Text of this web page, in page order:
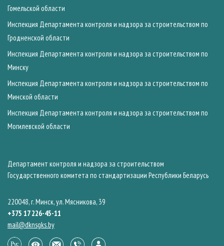
Гомельской области
Инспекция Департамента контроля и надзора за строительством по
Гродненской области
Инспекция Департамента контроля и надзора за строительством по
Минску
Инспекция Департамента контроля и надзора за строительством по
Минской области
Инспекция Департамента контроля и надзора за строительством по
Могилевской области
Департамент контроля и надзора за строительством
Государственного комитета по стандартизации Республики Беларусь
220048, г. Минск, ул. Мясникова, 39
+375 17 226-45-11
mail@dknsgks.by